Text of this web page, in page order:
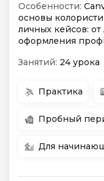
Особенности:
основы
личных кейсов:
оформления
Занятий: 24 урока
Практика
Пробный
Для